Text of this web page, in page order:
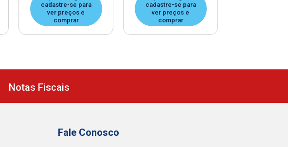
cadastre-se para
ver preços e
comprar
cadastre-se para
ver preços e
comprar
Notas Fiscais
Fale Conosco